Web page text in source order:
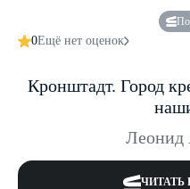
По
0Ещё нет оценок
Кронштадт. Город
Леонид
ЧИТАТЬ